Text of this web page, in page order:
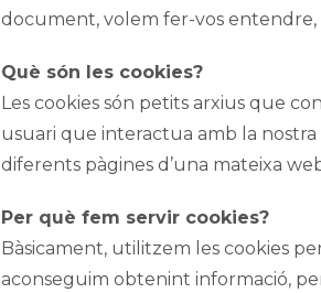
document, volem fer-vos entendre,
Què són les cookies?
Les cookies són petits arxius que
usuari que interactua amb la
diferents pàgines d’una mateixa
Per què fem servir cookies?
Bàsicament, utilitzem les cookies
aconseguim obtenint informació,